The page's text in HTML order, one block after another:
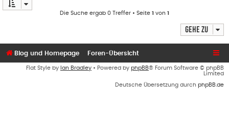
Die Suche ergab 0 Treffer • Seite 1 von 1
Gehe zu
Blog und Homepage Foren-Übersicht
Flat Style by Ian Bradley • Powered by phpBB® Forum Software © phpBB
Limited
Deutsche Übersetzung durch phpBB.de